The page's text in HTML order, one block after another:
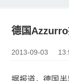
德国Azzurro
2013-09-03
据报道，德国